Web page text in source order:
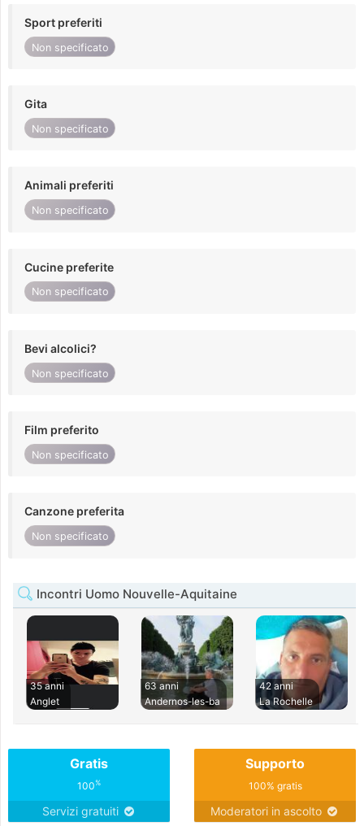
Sport preferiti
Non specificato
Gita
Non specificato
Animali preferiti
Non specificato
Cucine preferite
Non specificato
Bevi alcolici?
Non specificato
Film preferito
Non specificato
Canzone preferita
Non specificato
Incontri Uomo Nouvelle-Aquitaine
35 anni
Anglet
63 anni
Andernos-les-ba
42 anni
La Rochelle
Gratis
100%
Servizi gratuiti
Supporto
100% gratis
Moderatori in ascolto